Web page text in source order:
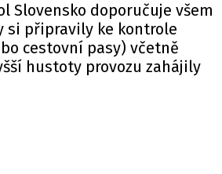
Slovensko doporučuje všem
si připravily ke kontrole
cestovní pasy) včetně
hustoty provozu zahájily